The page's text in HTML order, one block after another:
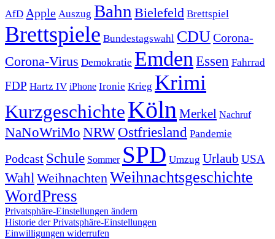
AfD Apple Auszug Bahn Bielefeld Brettspiel
Brettspiele Bundestagswahl CDUCorona-
Corona-Virus Demokratie Emden Essen Fahrrad
FDP Hartz IV iPhone Ironie Krieg Krimi
KurzgeschichteKöln Merkel Nachruf
NaNoWriMo NRWOstfriesland Pandemie
Podcast Schule Sommer SPD Umzug Urlaub USA
Wahl Weihnachten Weihnachtsgeschichte
WordPress
Privatsphäre-Einstellungen ändern
Historie der Privatsphäre-Einstellungen
Einwilligungen widerrufen